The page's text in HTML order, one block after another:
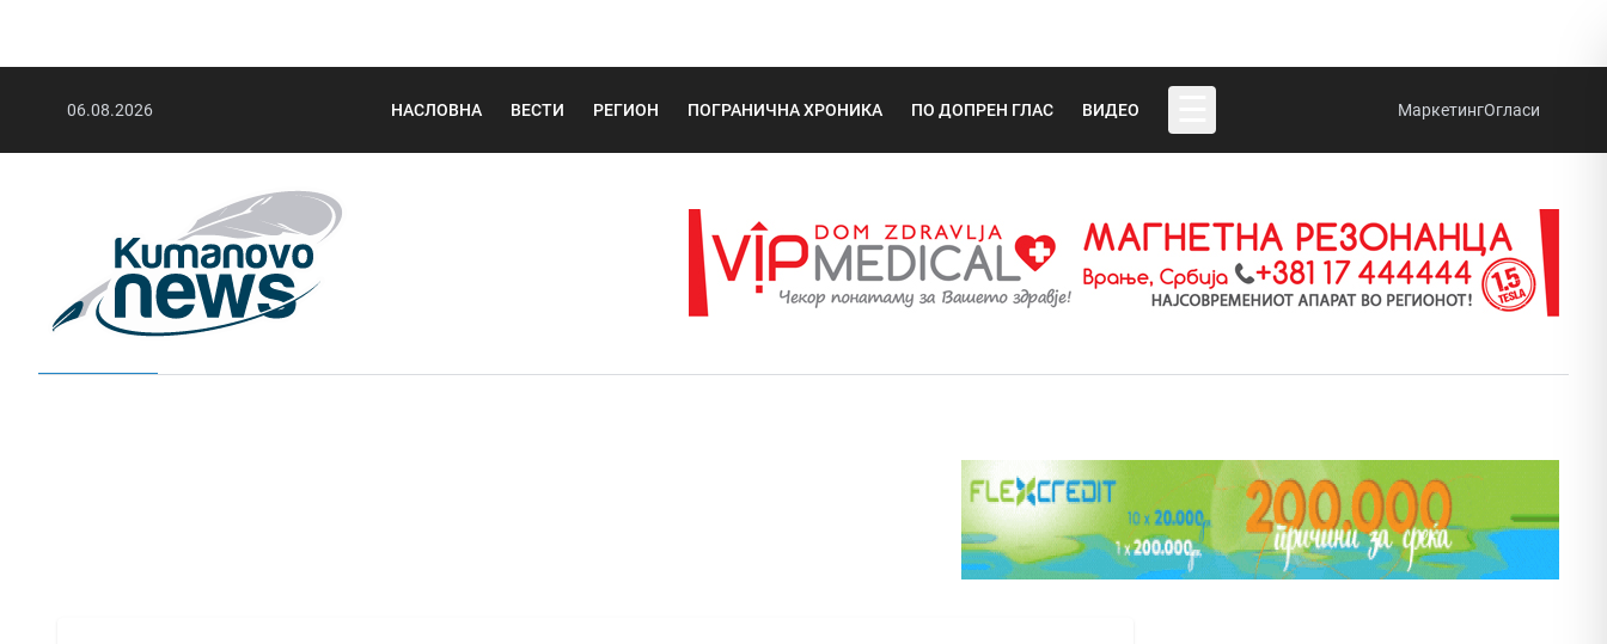
06.08.2026 НАСЛОВНА ВЕСТИ РЕГИОН ПОГРАНИЧНА ХРОНИКА ПО ДОПРЕН ГЛАС ВИДЕО МаркетингОгласи